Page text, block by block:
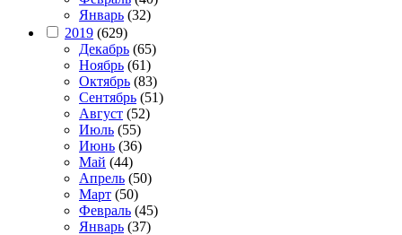
Январь (32)
2019 (629)
Декабрь (65)
Ноябрь (61)
Октябрь (83)
Сентябрь (51)
Август (52)
Июль (55)
Июнь (36)
Май (44)
Апрель (50)
Март (50)
Февраль (45)
Январь (37)